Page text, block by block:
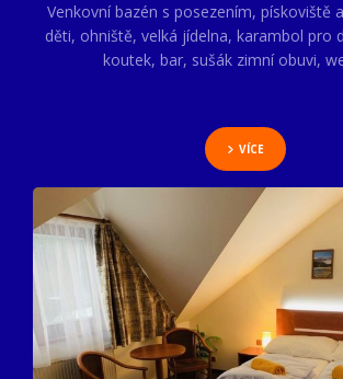
Venkovní bazén s posezením, pískoviště
děti, ohniště, velká jídelna, karambol pro
koutek, bar, sušák zimní obuvi,
VÍCE